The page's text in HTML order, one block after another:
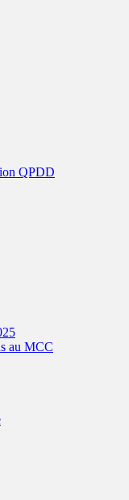
QPDD
au MCC